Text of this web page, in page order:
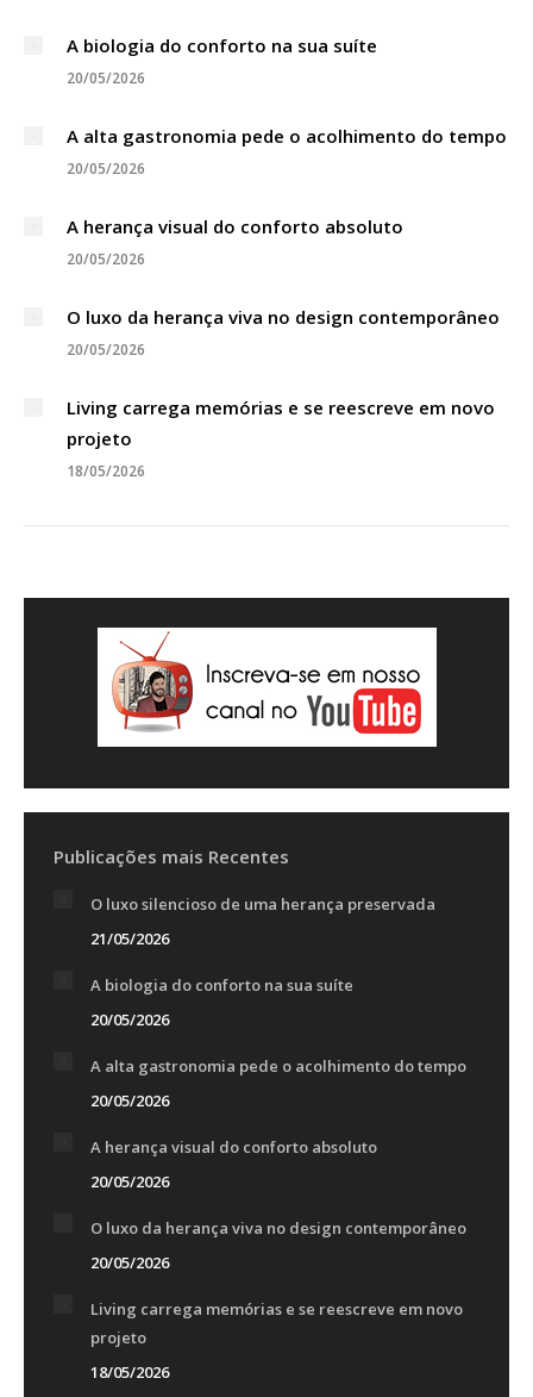
A biologia do conforto na sua suíte
20/05/2026
A alta gastronomia pede o acolhimento do tempo
20/05/2026
A herança visual do conforto absoluto
20/05/2026
O luxo da herança viva no design contemporâneo
20/05/2026
Living carrega memórias e se reescreve em novo
projeto
18/05/2026
Publicações mais Recentes
O luxo silencioso de uma herança preservada
21/05/2026
A biologia do conforto na sua suíte
20/05/2026
A alta gastronomia pede o acolhimento do tempo
20/05/2026
A herança visual do conforto absoluto
20/05/2026
O luxo da herança viva no design contemporâneo
20/05/2026
Living carrega memórias e se reescreve em novo
projeto
18/05/2026